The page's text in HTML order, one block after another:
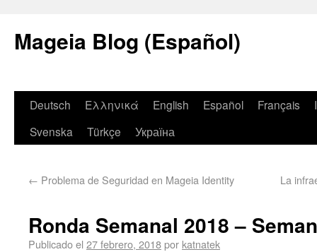
Mageia Blog (Español)
Deutsch Ελληνικά English Español Français
Svenska
Türkçe Україна
← Problema de Seguridad en Mageia Identity La
Ronda Semanal 2018 –
Publicado el 27 febrero, 2018por katnatek